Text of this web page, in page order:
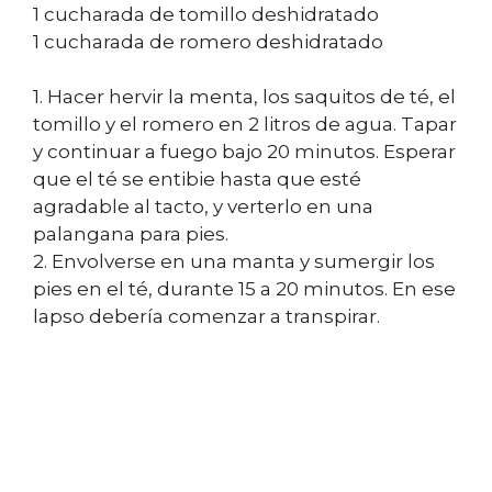
1 cucharada de tomillo deshidratado
1 cucharada de romero deshidratado
1. Hacer hervir la menta, los saquitos de té, el
tomillo y el romero en 2 litros de agua. Tapar
y continuar a fuego bajo 20 minutos. Esperar
que el té se entibie hasta que esté
agradable al tacto, y verterlo en una
palangana para pies.
2. Envolverse en una manta y sumergir los
pies en el té, durante 15 a 20 minutos. En ese
lapso debería comenzar a transpirar.